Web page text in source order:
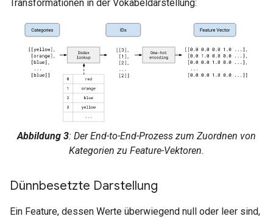
Transformationen in der Vokabeldarstellung:
Abbildung 3: Der End-to-End-Prozess zum Zuordnen von
Kategorien zu Feature-Vektoren.
Dünnbesetzte Darstellung
Ein Feature, dessen Werte überwiegend null oder leer sind,